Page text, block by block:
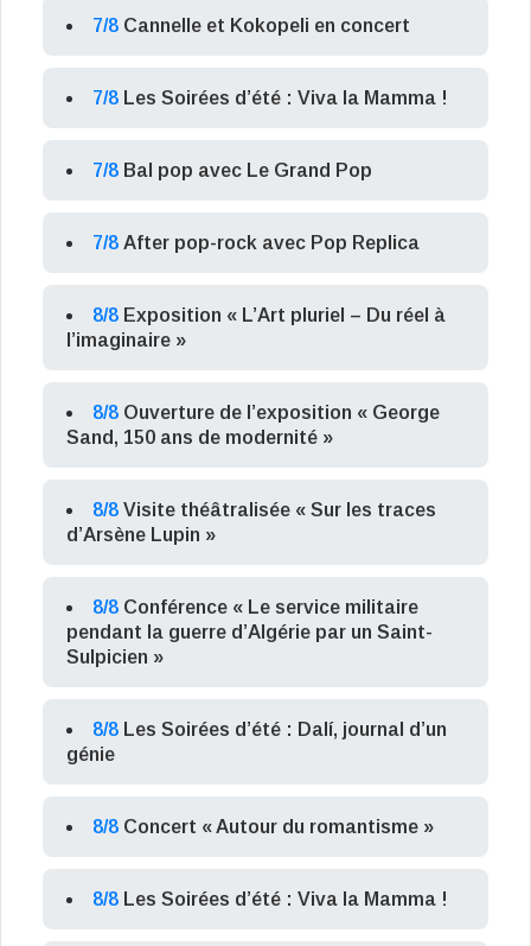
7/8 Cannelle et Kokopeli en concert
7/8 Les Soirées d’été : Viva la Mamma !
7/8 Bal pop avec Le Grand Pop
7/8 After pop-rock avec Pop Replica
8/8 Exposition « L’Art pluriel – Du réel à
l’imaginaire »
8/8 Ouverture de l’exposition « George
Sand, 150 ans de modernité »
8/8 Visite théâtralisée « Sur les traces
d’Arsène Lupin »
8/8 Conférence « Le service militaire
pendant la guerre d’Algérie par un Saint-
Sulpicien »
8/8 Les Soirées d’été : Dalí, journal d’un
génie
8/8 Concert « Autour du romantisme »
8/8 Les Soirées d’été : Viva la Mamma !